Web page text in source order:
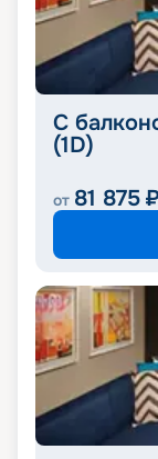
С
(1D)
от 81 875 ₽